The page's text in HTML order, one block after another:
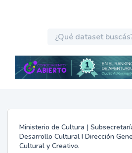
Ministerio de Cultura |
Desarrollo Cultural I Dirección
Cultural y Creativo.